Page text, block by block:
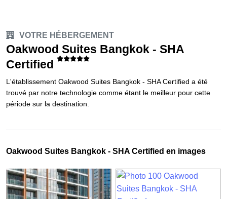
VOTRE HÉBERGEMENT
Oakwood Suites Bangkok - SHA
Certified
L'établissement Oakwood Suites Bangkok - SHA Certified a été
trouvé par notre technologie comme étant le meilleur pour cette
période sur la destination.
Oakwood Suites Bangkok - SHA Certified en images